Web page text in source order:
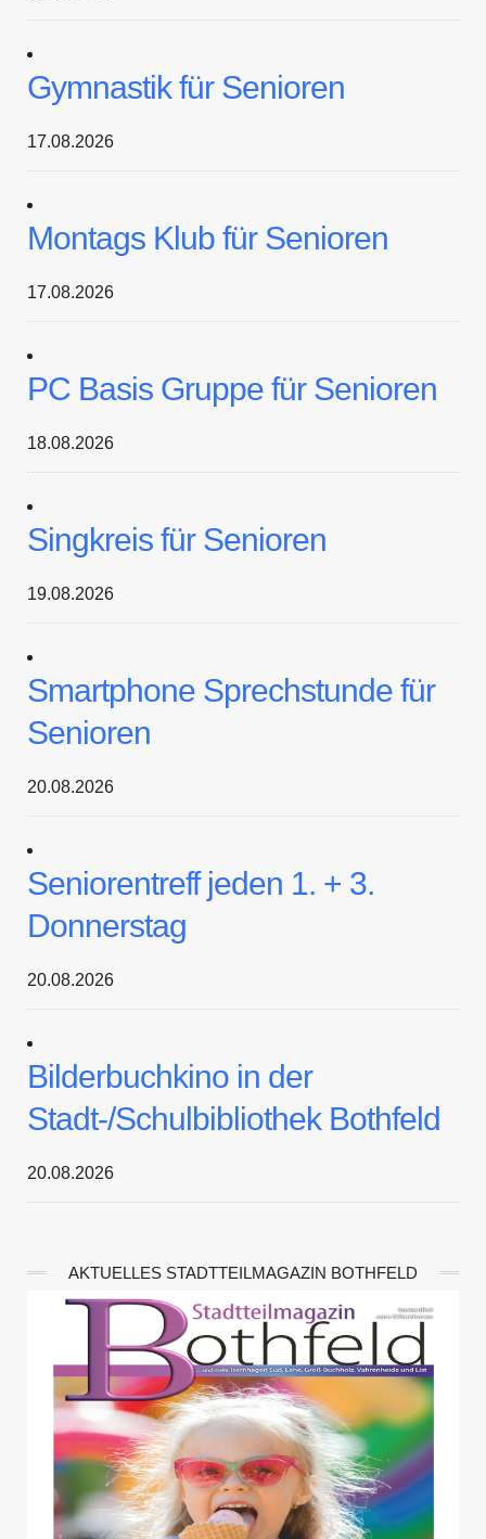
Gymnastik für Senioren
17.08.2026
Montags Klub für Senioren
17.08.2026
PC Basis Gruppe für Senioren
18.08.2026
Singkreis für Senioren
19.08.2026
Smartphone Sprechstunde für
Senioren
20.08.2026
Seniorentreff jeden 1. + 3.
Donnerstag
20.08.2026
Bilderbuchkino in der
Stadt-/Schulbibliothek Bothfeld
20.08.2026
AKTUELLES STADTTEILMAGAZIN BOTHFELD